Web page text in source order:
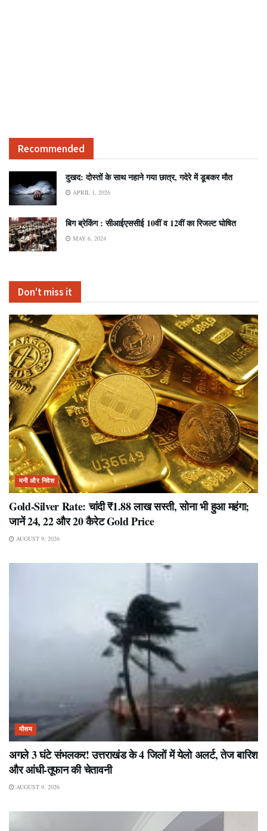
Recommended
दुखद: दोस्तों के साथ नहाने गया छात्र, गदेरे में डूबकर मौत
APRIL 1, 2026
बिग ब्रेकिंग : सीआईएससीई 10वीं व 12वीं का रिजल्ट घोषित
MAY 6, 2024
Don't miss it
मनी और निवेश
Gold-Silver Rate: चांदी ₹1.88 लाख सस्ती, सोना भी हुआ महंगा;
जानें 24, 22 और 20 कैरेट Gold Price
AUGUST 9, 2026
मौसम
अगले 3 घंटे संभलकर! उत्तराखंड के 4 जिलों में येलो अलर्ट, तेज बारिश
और आंधी-तूफान की चेतावनी
AUGUST 9, 2026